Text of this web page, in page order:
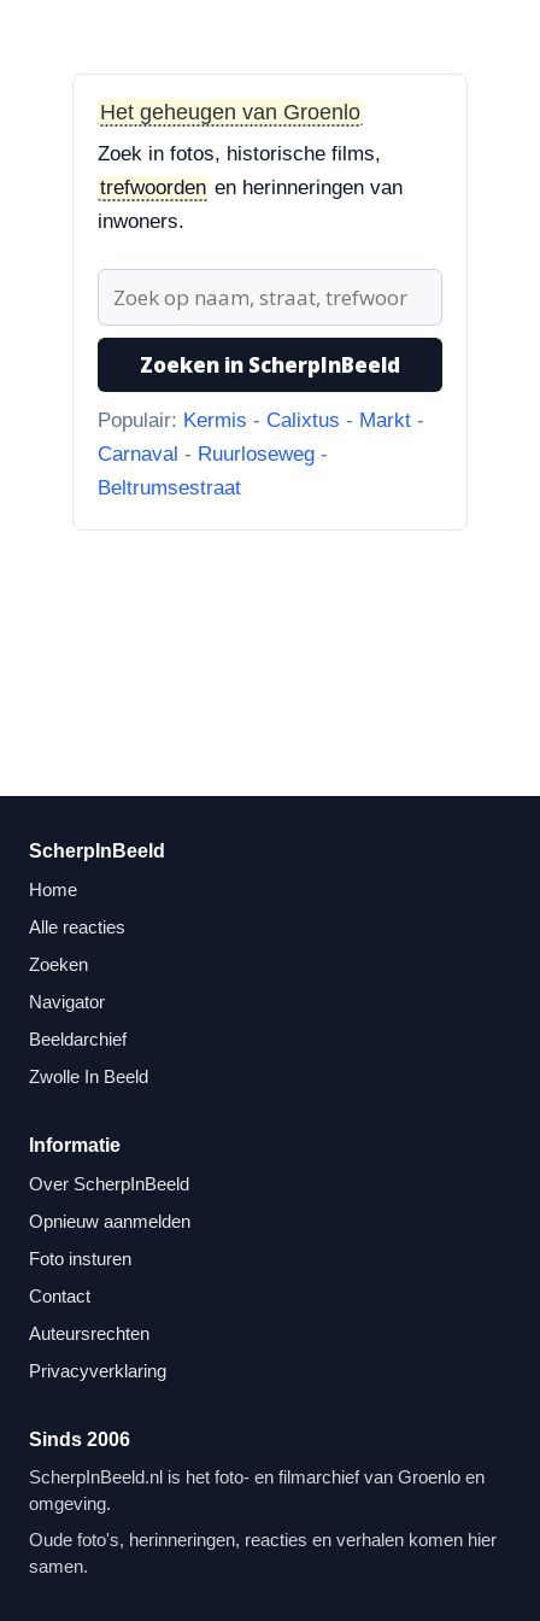
“Nog een tip. Deze buurman
ging van “Binnen de Grachte
“naar...”
1-8-2026
Koningssteeg met parkeerterrein
Achteruitgangen van: voor de
toren Br...”
31-7-2026
Watermolen
“Ik dacht al, wat doet Facebook
hier nou bij? Scherpinbeeld i...”
Het geheugen van Groenlo
Zoek in fotos, historische films,
trefwoorden en herinneringen van
inwoners.
Zoeken in ScherpInBeeld
Populair: Kermis - Calixtus - Markt -
Carnaval - Ruurloseweg -
Beltrumsestraat
ScherpInBeeld
Home
Alle reacties
Zoeken
Navigator
Beeldarchief
Zwolle In Beeld
Informatie
Over ScherpInBeeld
Opnieuw aanmelden
Foto insturen
Contact
Auteursrechten
Privacyverklaring
Sinds 2006
ScherpInBeeld.nl is het foto- en filmarchief van Groenlo en
omgeving.
Oude foto's, herinneringen, reacties en verhalen komen hier
samen.